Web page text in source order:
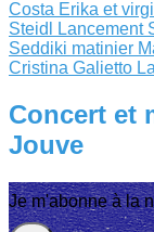
Costa Erika et
Steidl
Lancement
Seddiki matinier
Cristina Galietto
Concert et
Jouve
Je m'abonne à la